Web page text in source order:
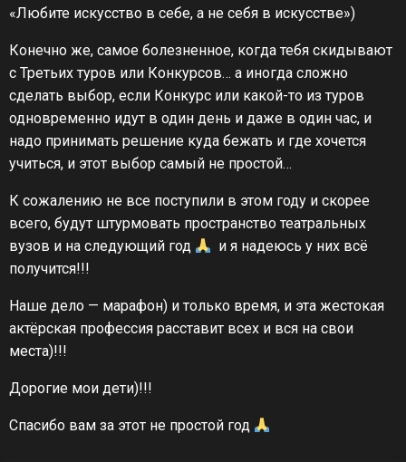
«Любите искусство в себе, а не себя в искусстве»)
Конечно же, самое болезненное, когда тебя скидывают
с Третьих туров или Конкурсов… а иногда сложно
сделать выбор, если Конкурс или какой-то из туров
одновременно идут в один день и даже в один час, и
надо принимать решение куда бежать и где хочется
учиться, и этот выбор самый не простой…
К сожалению не все поступили в этом году и скорее
всего, будут штурмовать пространство театральных
вузов и на следующий год
и я надеюсь у них всё
получится!!!
Наше дело — марафон) и только время, и эта жестокая
актёрская профессия расставит всех и вся на свои
места)!!!
Дорогие мои дети)!!!
Спасибо вам за этот не простой год